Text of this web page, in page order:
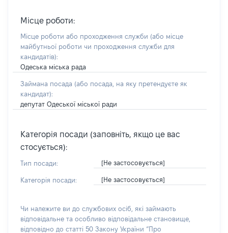
Місце роботи:
Місце роботи або проходження служби (або місце
майбутньої роботи чи проходження служби для
кандидатів):
Одеська міська рада
Займана посада (або посада, на яку претендуєте як
кандидат):
депутат Одеської міської ради
Категорія посади (заповніть, якщо це вас
стосується):
Тип посади: [Не застосовується]
Категорія посади: [Не застосовується]
Чи належите ви до службових осіб, які займають
відповідальне та особливо відповідальне становище,
відповідно до статті 50 Закону України “Про